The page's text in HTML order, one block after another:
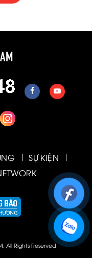
SỰ KIỆN
All Rights Reserved